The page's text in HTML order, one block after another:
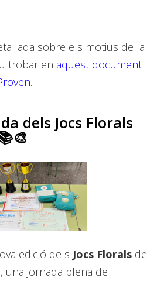
sobre els motius de la
trobar en aquest document
dels Jocs Florals
edició dels Jocs Florals de
una jornada plena de